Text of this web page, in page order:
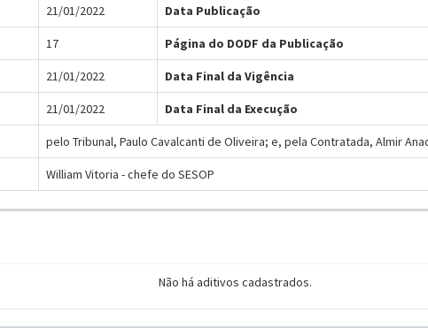
21/01/2022 Data Publicação
17 Página do DODF da Publicação
21/01/2022 Data Final da Vigência
21/01/2022 Data Final da Execução
pelo Tribunal, Paulo Cavalcanti de Oliveira; e, pela Contratada, Almir
William Vitoria - chefe do SESOP
Não há aditivos cadastrados.